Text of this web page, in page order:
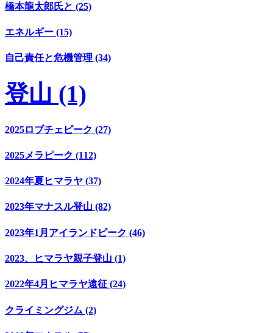
橋本龍太郎氏と (25)
エネルギー (15)
自己責任と危機管理 (34)
登山 (1)
2025ロブチェピーク (27)
2025メラピーク (112)
2024年夏ヒマラヤ (37)
2023年マナスル登山 (82)
2023年1月アイランドピーク (46)
2023、ヒマラヤ親子登山 (1)
2022年4月ヒマラヤ遠征 (24)
クライミングジム (2)